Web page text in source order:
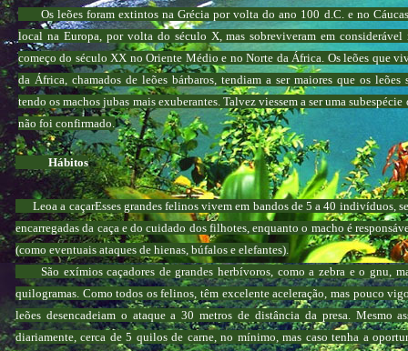
Os leões foram extintos na Grécia por volta do ano 100 d.C. e no
local na Europa, por volta do século X, mas sobreviveram em considerável
começo do século XX no Oriente Médio e no Norte da África. Os leões que
da África, chamados de leões bárbaros, tendiam a ser maiores que os leões
tendo os machos jubas mais exuberantes. Talvez viessem a ser uma subespécie
não foi confirmado.
Hábitos
Leoa a caçarEsses grandes felinos vivem em bandos de 5 a 40 indivíduos,
encarregadas da caça e do cuidado dos filhotes, enquanto o macho é
(como eventuais ataques de hienas, búfalos e elefantes).
São exímios caçadores de grandes herbívoros, como a zebra e o gnu,
quilogramas. Como todos os felinos, têm excelente aceleração, mas pouco
leões desencadeiam o ataque a 30 metros de distância da presa. Mesmo
diariamente, cerca de 5 quilos de carne, no mínimo, mas caso tenha a